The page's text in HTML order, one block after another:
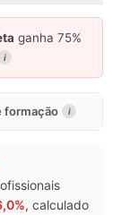
ganha 75%
i
formação i
, calculado